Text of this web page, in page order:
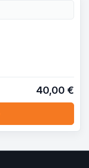
40,00 €